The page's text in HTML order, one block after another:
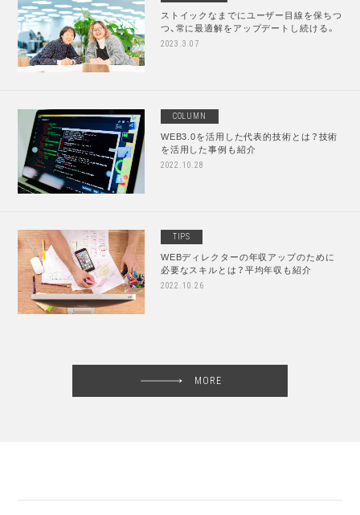
ストイックなまでにユーザー目線を保ちつ
つ、常に最適解をアップデートし続ける。
2023.3.07
COLUMN
WEB3.0を活用した代表的技術とは？技術
を活用した事例も紹介
2022.10.28
TIPS
WEBディレクターの年収アップのために
必要なスキルとは？平均年収も紹介
2022.10.26
MORE